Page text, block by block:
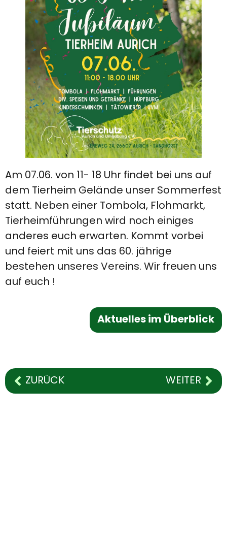
Am 07.06. von 11- 18 Uhr findet bei uns auf
dem Tierheim Gelände unser Sommerfest
statt. Neben einer Tombola, Flohmarkt,
Tierheimführungen wird noch einiges
anderes euch erwarten. Kommt vorbei
und feiert mit uns das 60. jährige
bestehen unseres Vereins. Wir freuen uns
auf euch !
Aktuelles im Überblick
ZURÜCK WEITER